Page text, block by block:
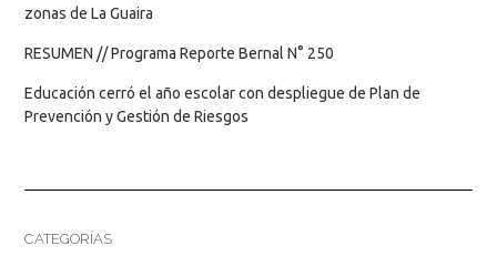
zonas de La Guaira
RESUMEN // Programa Reporte Bernal N° 250
Educación cerró el año escolar con despliegue de Plan de
Prevención y Gestión de Riesgos
CATEGORÍAS